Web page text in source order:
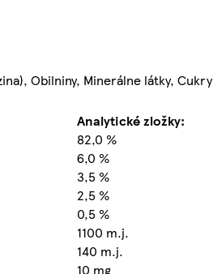
Obilniny, Minerálne látky, Cukry
Analytické zložky:
82,0 %
6,0 %
3,5 %
2,5 %
0,5 %
1100 m.j.
140 m.j.
10 mg